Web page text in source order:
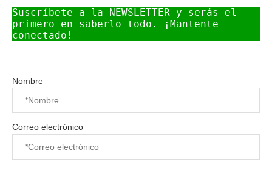
Suscríbete a la NEWSLETTER y serás el
primero en saberlo todo. ¡Mantente
conectado!
Nombre
Correo electrónico